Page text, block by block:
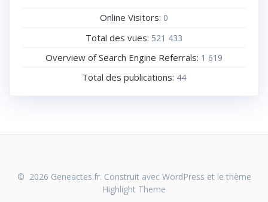
Online Visitors: 0
Total des vues: 521 433
Overview of Search Engine Referrals: 1 619
Total des publications: 44
© 2026 Geneactes.fr. Construit avec WordPress et le thème
Highlight Theme